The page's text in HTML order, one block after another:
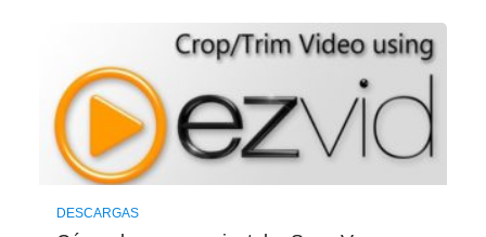
DESCARGAS